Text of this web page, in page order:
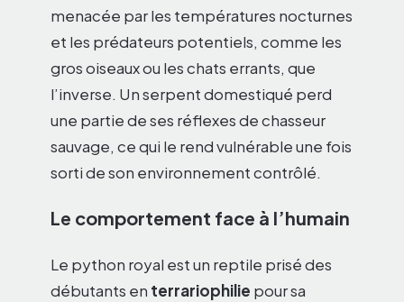
menacée par les températures nocturnes
et les prédateurs potentiels, comme les
gros oiseaux ou les chats errants, que
l’inverse. Un serpent domestiqué perd
une partie de ses réflexes de chasseur
sauvage, ce qui le rend vulnérable une fois
sorti de son environnement contrôlé.
Le comportement face à l’humain
Le python royal est un reptile prisé des
débutants en terrariophilie pour sa